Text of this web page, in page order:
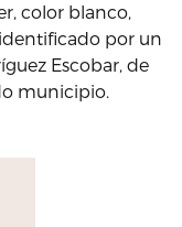
color blanco,
por un
Escobar, de
municipio.